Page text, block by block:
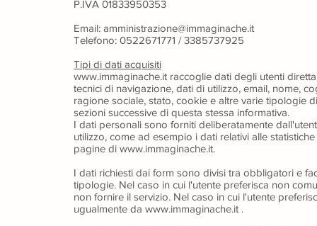
P.IVA 01833950353
Email: amministrazione@immaginache.it
Telefono: 0522671771 / 3385737925
Tipi di dati acquisiti
www.immaginache.it raccoglie dati degli utenti
tecnici di navigazione, dati di utilizzo, email, nome,
ragione sociale, stato, cookie e altre varie tipologie
sezioni successive di questa stessa informativa.
I dati personali sono forniti deliberatamente
utilizzo, come ad esempio i dati relativi alle
pagine di www.immaginache.it.
I dati richiesti dai form sono divisi tra obbligatori e
tipologie. Nel caso in cui l'utente preferisca non
non fornire il servizio. Nel caso in cui l'utente
ugualmente da www.immaginache.it .